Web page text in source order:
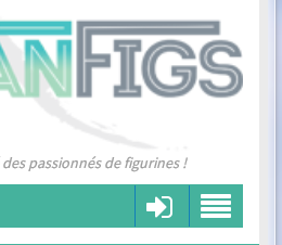
passionnés de figurines !